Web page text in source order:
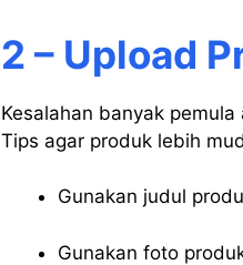
2 – Upload
Kesalahan banyak
Tips agar produk lebih
Gunakan judul
Gunakan foto